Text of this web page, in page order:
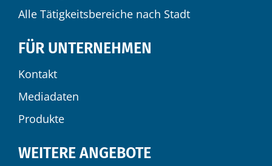
Alle Tätigkeitsbereiche nach Stadt
FÜR UNTERNEHMEN
Kontakt
Mediadaten
Produkte
WEITERE ANGEBOTE